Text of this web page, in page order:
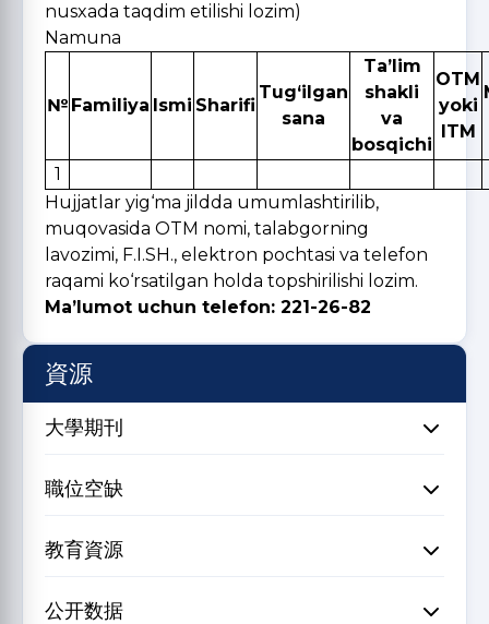
nusxada taqdim etilishi lozim)
Namuna
№ Familiya Ismi Sharifi
Tug‘ilgan
sana
Ta’lim
shakli
va
bosqichi
OTM
yoki
ITM
1
Hujjatlar yig‘ma jildda umumlashtirilib,
muqovasida OTM nomi, talabgorning
lavozimi, F.I.SH., elektron pochtasi va telefon
raqami ko‘rsatilgan holda topshirilishi lozim.
Ma’lumot uchun telefon: 221-26-82
資源
大學期刊
職位空缺
教育資源
公开数据